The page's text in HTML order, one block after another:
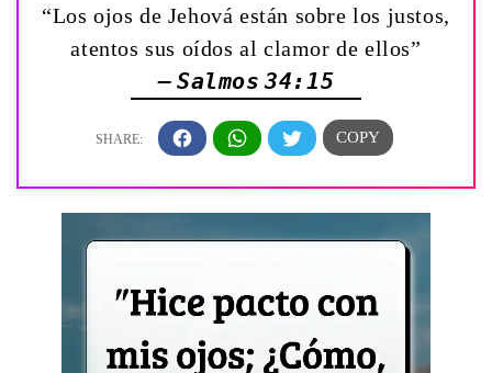
“Los ojos de Jehová están sobre los justos,
atentos sus oídos al clamor de ellos”
— Salmos 34:15